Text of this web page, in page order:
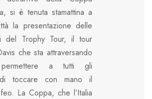
si è tenuta stamattina a
la presentazione delle
del Trophy Tour, il tour
che sta attraversando
a tutti gli
di toccare con mano il
La Coppa, che l’Italia